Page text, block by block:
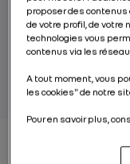
combustion
même sous le
coulisses du
proposer des
de votre profil, de votre
technologies vous
contenus via les
A tout moment, vous
les cookies" de notre
Pour en savoir plus,